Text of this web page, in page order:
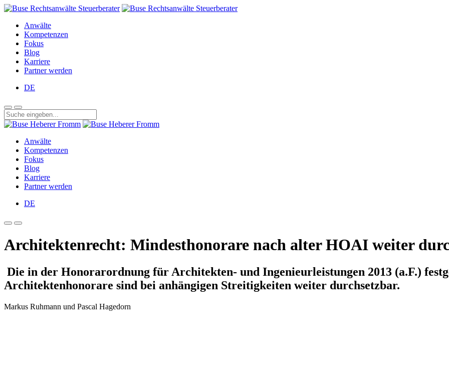
Anwälte
Kompetenzen
Fokus
Blog
Karriere
Partner werden
DE
Anwälte
Kompetenzen
Fokus
Blog
Karriere
Partner werden
DE
Architektenrecht: Mindesthonorare nach alter HOAI weiter
Die in der Honorarordnung für Architekten- und Ingenieurleistungen 2013 (a.F.)
Architektenhonorare sind bei anhängigen Streitigkeiten weiter durchsetzbar.
Markus Ruhmann und Pascal Hagedorn